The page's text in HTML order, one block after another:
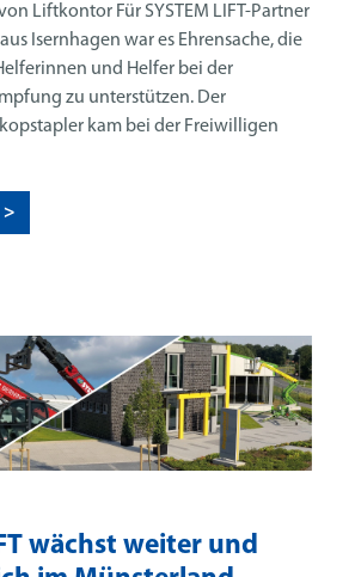
wächst weiter und
Liftkontor Für SYSTEM LIFT-Partner
Isernhagen war es Ehrensache, die
und Helfer bei der
zu unterstützen. Der
kam bei der Freiwilligen
>